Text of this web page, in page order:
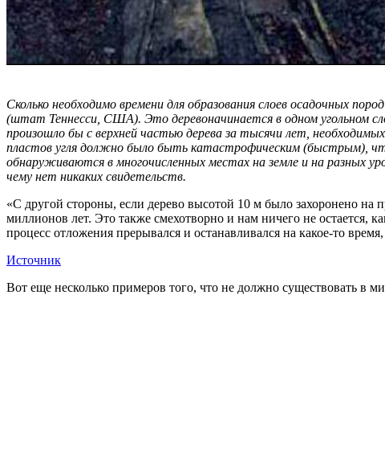
Сколько необходимо времени для образования слоев осадочных
(штат Теннесси, США). Это деревоначинается в одном угольном
произошло бы с верхней частью дерева за тысячи лет,
пластов угля должно было быть катастрофическим (быстрым),
обнаруживаются в многочисленных местах на земле и на разных
чему нет никаких свидетельств.
«С другой стороны, если дерево высотой 10 м было захоронено
миллионов лет. Это также смехотворно и нам ничего не остается,
процесс отложения прерывался и останавливался на какое-то
Источник
Вот еще несколько примеров того, что не должно существовать в